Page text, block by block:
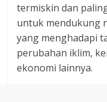
termiskin dan
untuk mendukung
yang menghadapi
perubahan iklim,
ekonomi lainnya.